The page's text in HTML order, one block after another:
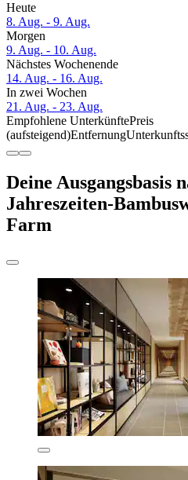
Heute
8. Aug. - 9. Aug.
Morgen
9. Aug. - 10. Aug.
Nächstes Wochenende
14. Aug. - 16. Aug.
In zwei Wochen
21. Aug. - 23. Aug.
Empfohlene UnterkünftePreis
(aufsteigend)Entfernung
Deine Ausgangsbasis
Jahreszeiten-
Farm